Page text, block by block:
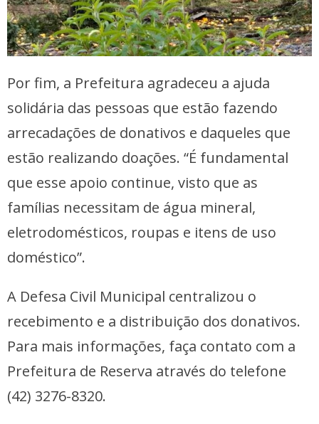
Por fim, a Prefeitura agradeceu a ajuda
solidária das pessoas que estão fazendo
arrecadações de donativos e daqueles que
estão realizando doações. “É fundamental
que esse apoio continue, visto que as
famílias necessitam de água mineral,
eletrodomésticos, roupas e itens de uso
doméstico”.
A Defesa Civil Municipal centralizou o
recebimento e a distribuição dos donativos.
Para mais informações, faça contato com a
Prefeitura de Reserva através do telefone
(42) 3276-8320.